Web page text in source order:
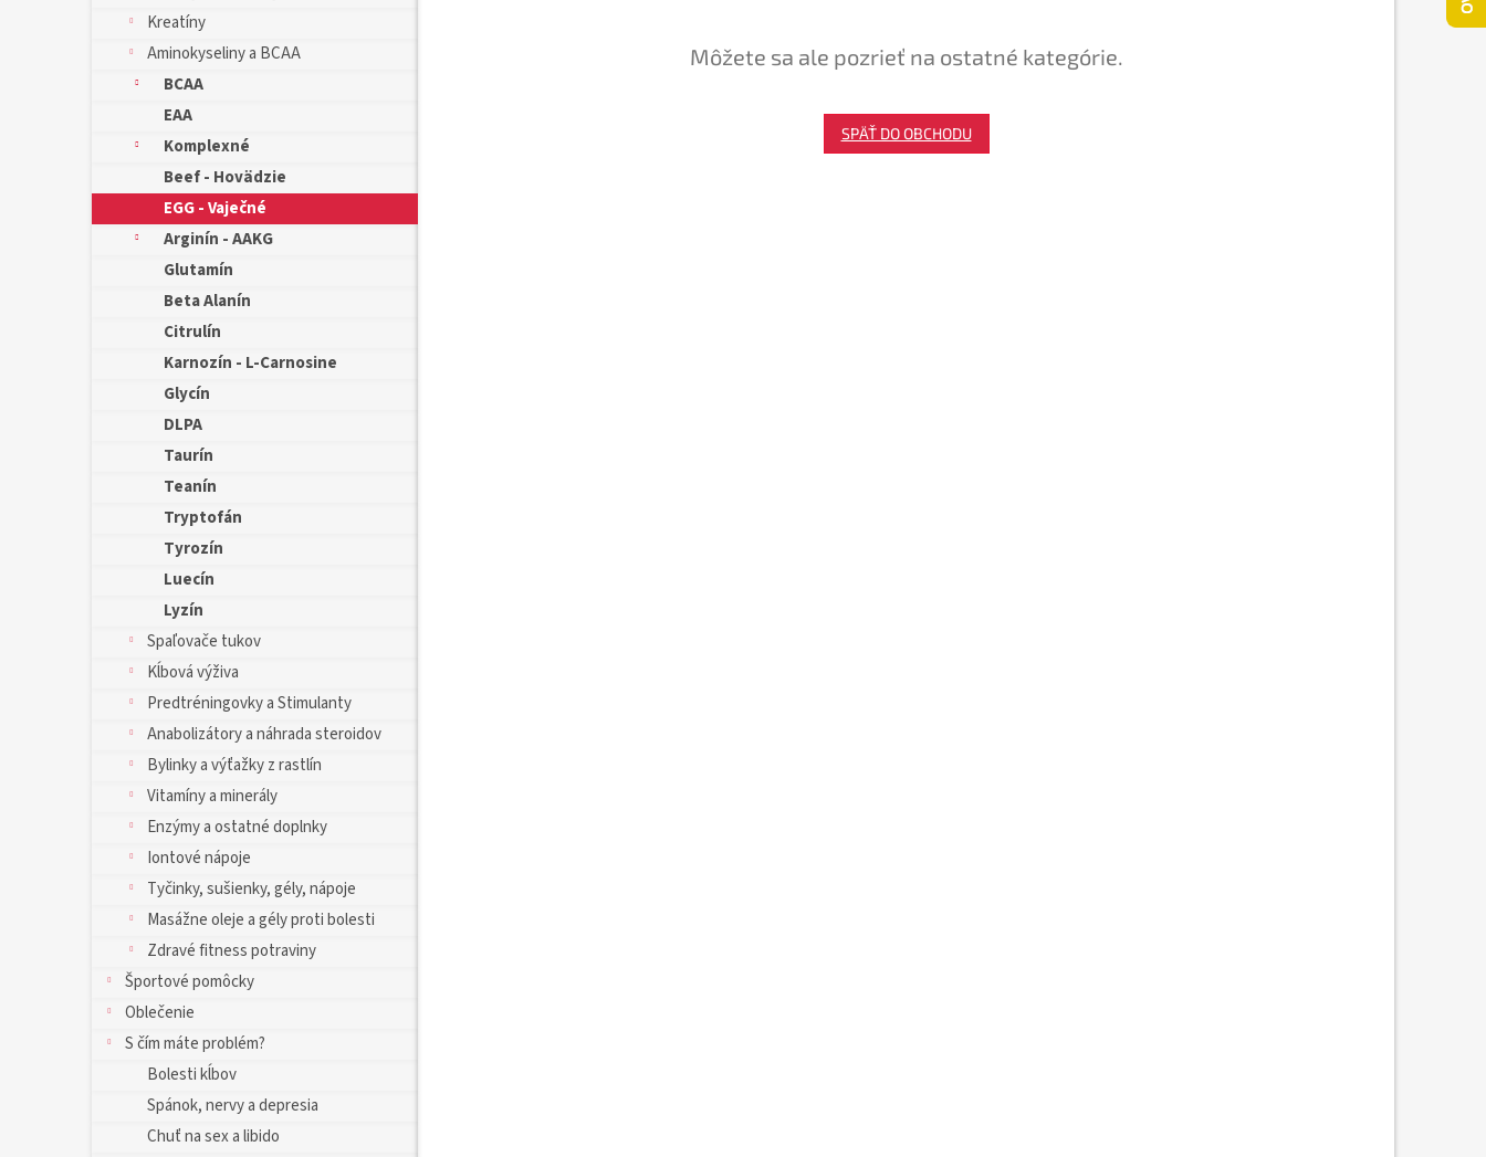
Kreatíny
Aminokyseliny a BCAA
BCAA
EAA
Komplexné
Beef - Hovädzie
EGG - Vaječné
Arginín - AAKG
Glutamín
Beta Alanín
Citrulín
Karnozín - L-Carnosine
Glycín
DLPA
Taurín
Teanín
Tryptofán
Tyrozín
Luecín
Lyzín
Spaľovače tukov
Kĺbová výživa
Predtréningovky a Stimulanty
Anabolizátory a náhrada steroidov
Bylinky a výťažky z rastlín
Vitamíny a minerály
Enzýmy a ostatné doplnky
Iontové nápoje
Tyčinky, sušienky, gély, nápoje
Masážne oleje a gély proti bolesti
Zdravé fitness potraviny
Športové pomôcky
Oblečenie
S čím máte problém?
Bolesti kĺbov
Spánok, nervy a depresia
Chuť na sex a libido
Môžete sa ale pozrieť na ostatné kategórie.
SPÄŤ DO OBCHODU